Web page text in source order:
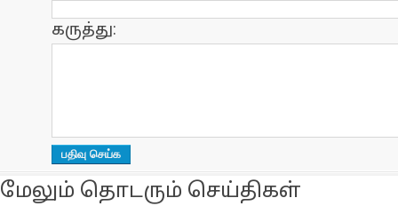
கருத்து:
மேலும் தொடரும் செய்திகள்